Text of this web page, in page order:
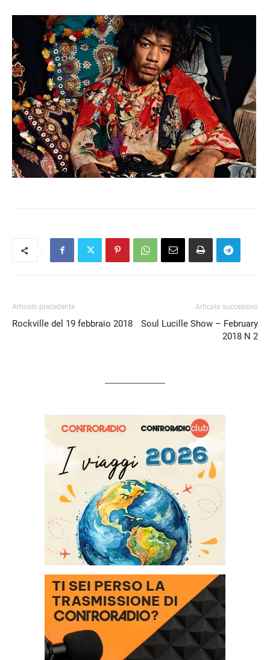
LINK
EMBED
Articolo precedente
Rockville del 19 febbraio 2018
Articolo successivo
Soul Lucille Show – February
2018 N 2